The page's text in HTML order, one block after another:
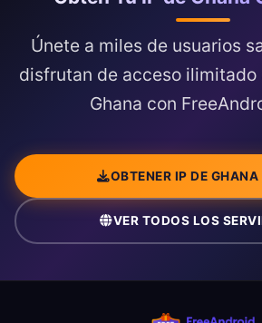
Únete a miles de usuarios
disfrutan de acceso
Ghana con
OBTENER IP DE
VER TODOS LOS